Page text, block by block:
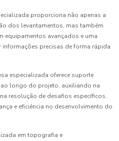
proporciona não apenas a
dos levantamentos, mas também
equipamentos avançados e uma
precisas de forma rápida
especializada oferece suporte
longo do projeto, auxiliando na
resolução de desafios específicos.
e eficiência no desenvolvimento do
em topografia e